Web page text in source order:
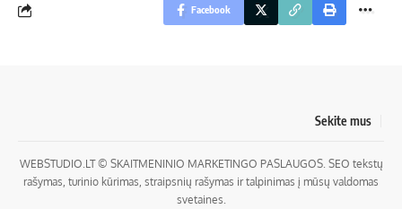
Facebook
Sekite mus
WEBSTUDIO.LT© SKAITMENINIO MARKETINGO PASLAUGOS. SEO tekstų
rašymas, turinio kūrimas, straipsnių rašymas ir talpinimas į mūsų valdomas
svetaines.